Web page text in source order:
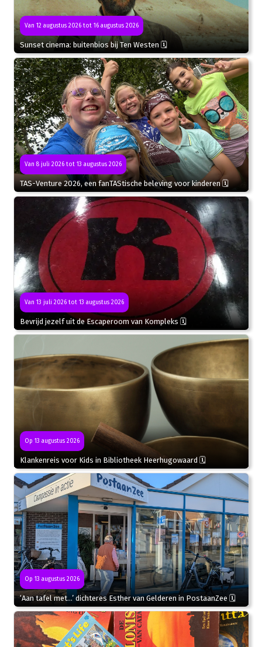
Van 12 augustus 2026 tot 16 augustus 2026
Sunset cinema: buitenbios bij Ten Westen 🗓
Van 8 juli 2026 tot 13 augustus 2026
TAS-Venture 2026, een fanTAStische beleving voor kinderen 🗓
Van 13 juli 2026 tot 13 augustus 2026
Bevrijd jezelf uit de Escaperoom van Kompleks 🗓
Op 13 augustus 2026
Klankenreis voor Kids in Bibliotheek Heerhugowaard 🗓
Op 13 augustus 2026
‘Aan tafel met…’ dichteres Esther van Gelderen in PostaanZee 🗓